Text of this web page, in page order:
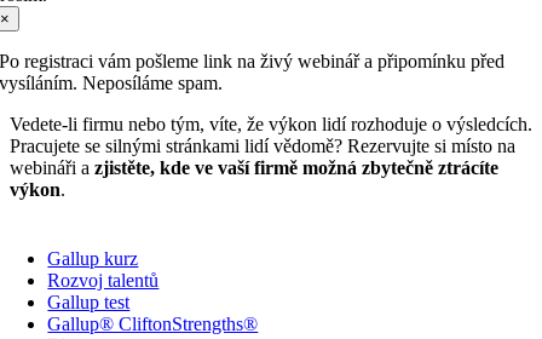
výkon.
Gallup kurz
Rozvoj talentů
Gallup test
Gallup® CliftonStrengths®
O nás
Reference
Kontakt